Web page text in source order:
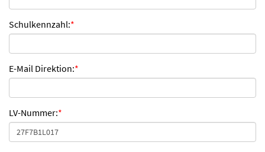
Schulkennzahl:*
E-Mail Direktion:*
LV-Nummer:*